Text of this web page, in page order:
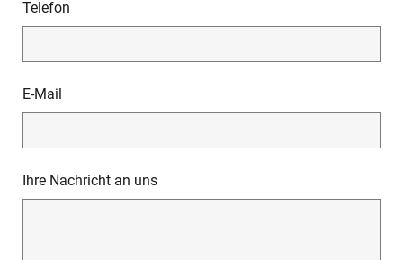
Telefon
E-Mail
Ihre Nachricht an uns